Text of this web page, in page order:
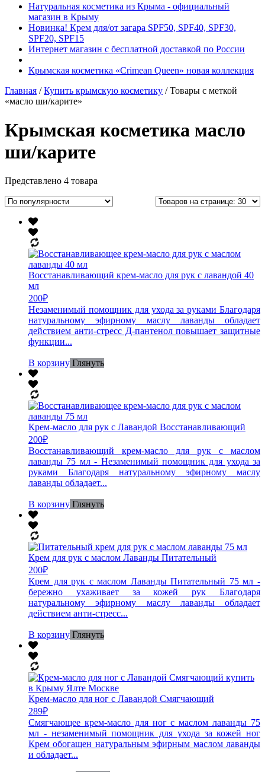
Натуральная косметика из Крыма - официальный
магазин в Крыму
Новинка! Крем для/от загара SPF50, SPF40, SPF30,
SPF20, SPF15
Интернет магазин с бесплатной доставкой по России
Крымская косметика «Crimean Queen» новая коллекция
Главная /Купить крымскую косметику / Товары с меткой
«масло ши/карите»
Крымская косметика масло
ши/карите
Представлено 4 товара
Восстанавливающий крем-масло для рук с лавандой 40
мл
200₽
Незаменимый помощник для ухода за руками Благодаря
натуральному эфирному маслу лаванды обладает
действием анти-стресс Д-пантенол повышает защитные
функции...
В корзину Глянуть
Крем-масло для рук с Лавандой Восстанавливающий
200₽
Восстанавливающий крем-масло для рук с маслом
лаванды 75 мл - Незаменимый помощник для ухода за
руками Благодаря натуральному эфирному маслу
лаванды обладает...
В корзину Глянуть
Крем для рук с маслом Лаванды Питательный
200₽
Крем для рук с маслом Лаванды Питательный 75 мл -
бережно ухаживает за кожей рук Благодаря
натуральному эфирному маслу лаванды обладает
действием анти-стресс...
В корзину Глянуть
Крем-масло для ног с Лавандой Смягчающий
289₽
Смягчающее крем-масло для ног с маслом лаванды 75
мл - незаменимый помощник для ухода за кожей ног
Крем обогащен натуральным эфирным маслом лаванды
и обладает...